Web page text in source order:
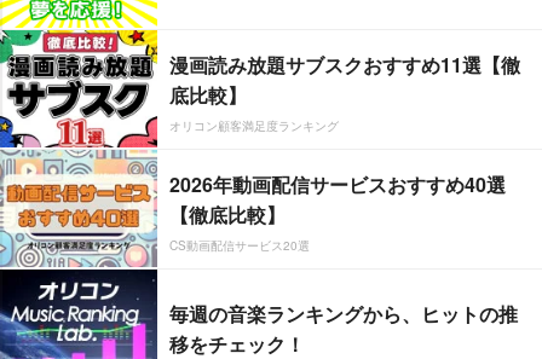
漫画読み放題サブスクおすすめ11選【徹
底比較】
オリコン顧客満足度ランキング
2026年動画配信サービスおすすめ40選
【徹底比較】
CS動画配信サービス20選
毎週の音楽ランキングから、ヒットの推
移をチェック！